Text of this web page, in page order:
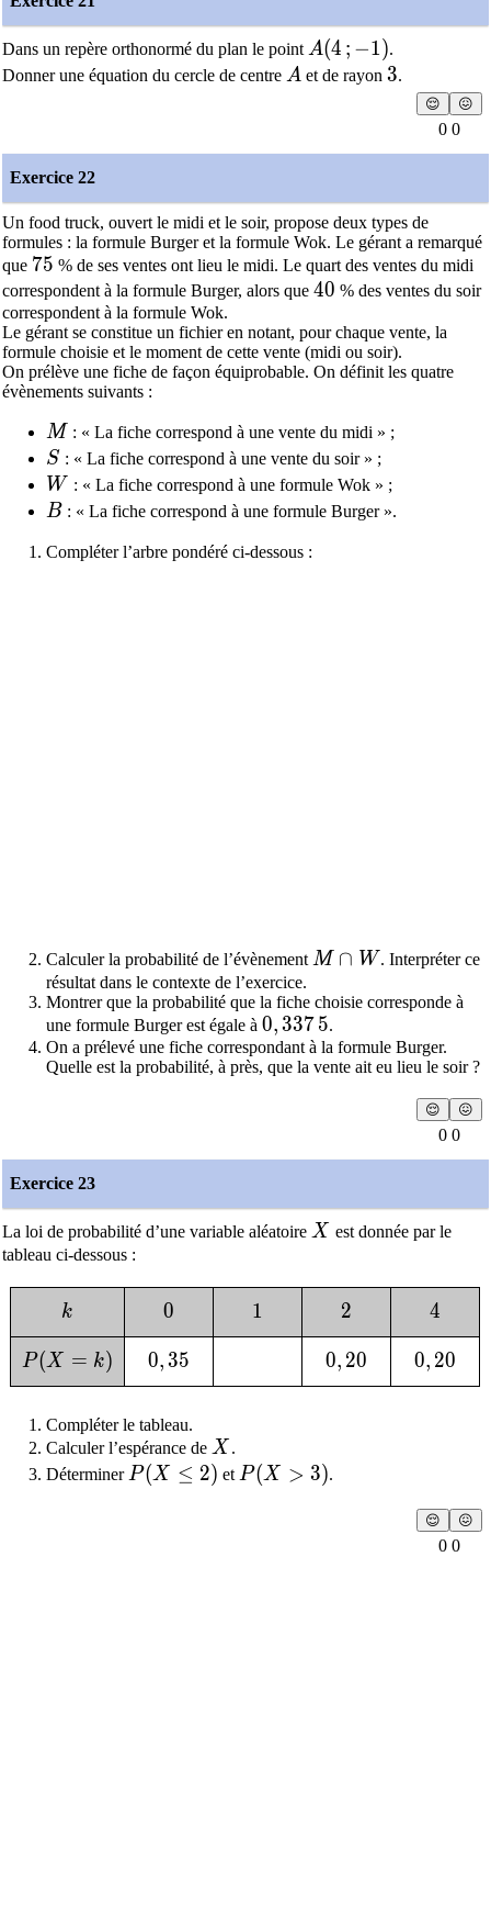
Dans un repère orthonormé du plan le pointA(4\,;-1)
A(4 ; −1).
Donner une équation du cercle de centre A
A et de rayon 3
3.
😌 😖
0 0
Exercice 22
Un food truck, ouvert le midi et le soir, propose deux types de
formules : la formule Burger et la formule Wok. Le gérant a remarqué
que 75
75 % de ses ventes ont lieu le midi. Le quart des ventes du midi
correspondent à la formule Burger, alors que 40
40 % des ventes du soir
correspondent à la formule Wok.
Le gérant se constitue un fichier en notant, pour chaque vente, la
formule choisie et le moment de cette vente (midi ou soir).
On prélève une fiche de façon équiprobable. On définit les quatre
évènements suivants :
M
M : « La fiche correspond à une vente du midi » ;
S
S : « La fiche correspond à une vente du soir » ;
W
W : « La fiche correspond à une formule Wok » ;
B
B: « La fiche correspond à une formule Burger ».
Compléter l’arbre pondéré ci-dessous :
Calculer la probabilité de l’évènementM \cap W
M ∩ W . Interpréter ce
résultat dans le contexte de l’exercice.
Montrer que la probabilité que la fiche choisie corresponde à
une formule Burger est égale à 0,337\,5
0,3375.
On a prélevé une fiche correspondant à la formule Burger.
Quelle est la probabilité, à près, que la vente ait eu lieu le soir ?
😌 😖
0 0
Exercice 23
La loi de probabilité d’une variable aléatoire X
X est donnée par le
tableau ci-dessous :
k
k 0
0 1
1 2
2 4
4
P(X= k)
P(X = k) 0,35
0,35 0,20
0, 20 0,20
0, 20
Compléter le tableau.
Calculer l’espérance de X
X .
DéterminerP(X \leq 2)
P(X ≤ 2) etP(X > 3)
P(X > 3).
😌 😖
0 0